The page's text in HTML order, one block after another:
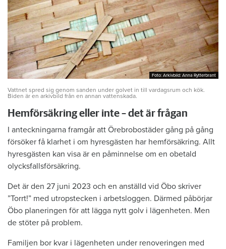
Foto: Arkivbild: Anna Rytterbrant
Foto: Arkivbild: Anna Rytterbrant
Vattnet spred sig genom sanden under golvet in till vardagsrum och kök.
Biden är en arkivbild från en annan vattenskada.
Hemförsäkring eller inte – det är frågan
I anteckningarna framgår att Örebrobostäder gång på gång
försöker få klarhet i om hyresgästen har hemförsäkring. Allt
hyresgästen kan visa är en påminnelse om en obetald
olycksfallsförsäkring.
Det är den 27 juni 2023 och en anställd vid Öbo skriver
”Torrt!” med utropstecken i arbetsloggen. Därmed påbörjar
Öbo planeringen för att lägga nytt golv i lägenheten. Men
de stöter på problem.
Familjen bor kvar i lägenheten under renoveringen med